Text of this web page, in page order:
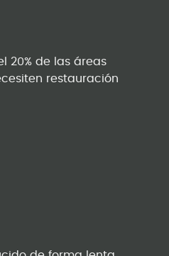
20% de las áreas
restauración